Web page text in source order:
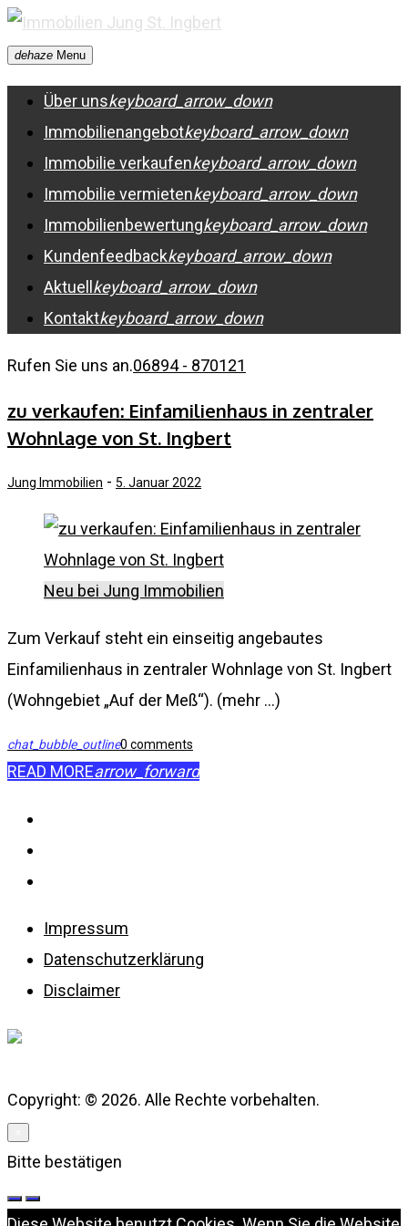
Skip
to
content
dehaze Menu
Über unskeyboard_arrow_down
Immobilienangebotkeyboard_arrow_down
Immobilie verkaufenkeyboard_arrow_down
Immobilie vermietenkeyboard_arrow_down
Immobilienbewertungkeyboard_arrow_down
Kundenfeedbackkeyboard_arrow_down
Aktuell keyboard_arrow_down
Kontaktkeyboard_arrow_down
Rufen Sie uns an.06894 - 870121
Tag:
5.
Januar
2022
zu verkaufen: Einfamilienhaus in zentraler
Wohnlage von St. Ingbert
Jung Immobilien - 5. Januar 2022
Neu bei Jung Immobilien
Zum Verkauf steht ein einseitig angebautes
Einfamilienhaus in zentraler Wohnlage von St. Ingbert
(Wohngebiet „Auf der Meß“). (mehr …)
chat_bubble_outline0 comments
READ MOREarrow_forward
Impressum
Datenschutzerklärung
Disclaimer
Copyright: © 2026. Alle Rechte vorbehalten.
Bitte bestätigen